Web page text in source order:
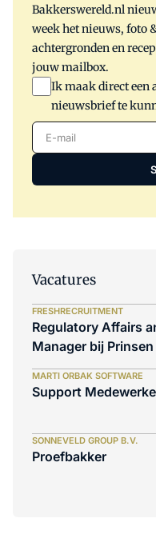
Bakkerswereld.nl
week het nieuws, foto
achtergronden en
jouw mailbox.
Ik maak direct een
nieuwsbrief te
E-mail
Vacatures
FRESHRECRUITMENT
Regulatory Affairs
Manager bij
MARTI ORBAK SOFTWARE
Support
SONNEVELD GROUP B.V.
Proefbakker